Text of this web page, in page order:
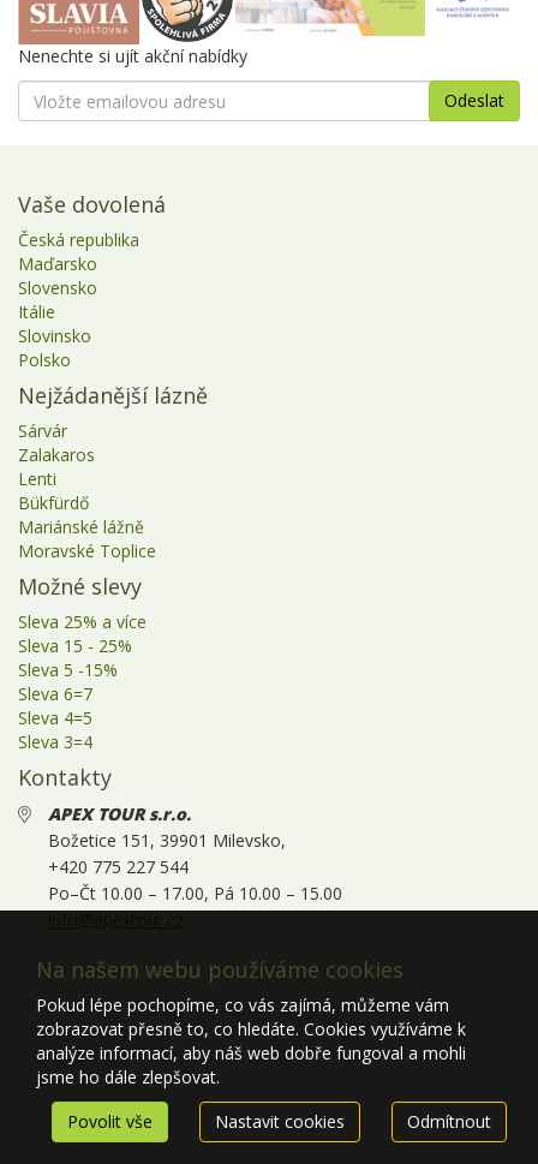
Nenechte si ujít akční nabídky
Vaše dovolená
Česká republika
Maďarsko
Slovensko
Itálie
Slovinsko
Polsko
Nejžádanější lázně
Sárvár
Zalakaros
Lenti
Bükfürdő
Mariánské lážně
Moravské Toplice
Možné slevy
Sleva 25% a více
Sleva 15 - 25%
Sleva 5 -15%
Sleva 6=7
Sleva 4=5
Sleva 3=4
Kontakty
.
APEX TOUR s.r.o.
Božetice 151, 39901 Milevsko,
+420 775 227 544
Po–Čt 10.00 – 17.00, Pá 10.00 – 15.00
Na našem webu používáme cookies
Pokud lépe pochopíme, co vás zajímá, můžeme vám
zobrazovat přesně to, co hledáte. Cookies využíváme k
analýze informací, aby náš web dobře fungoval a mohli
jsme ho dále zlepšovat.
Povolit vše
Nastavit cookies Odmítnout